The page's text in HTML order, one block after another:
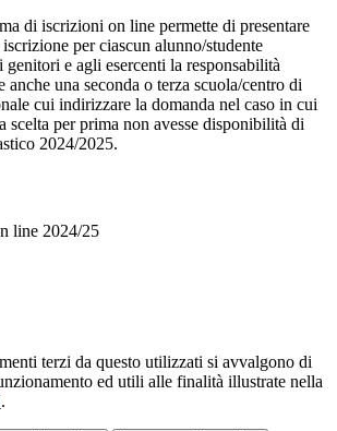
di iscrizioni on line permette di presentare
per ciascun alunno/studente
genitori e agli esercenti la responsabilità
anche una seconda o terza scuola/centro di
cui indirizzare la domanda nel caso in cui
scelta per prima non avesse disponibilità di
2024/2025.
line 2024/25
terzi da questo utilizzati si avvalgono di
ed utili alle finalità illustrate nella
.